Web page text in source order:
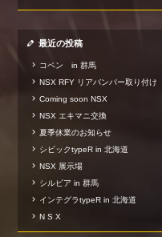
最近の投稿
コペン in 群馬
NSX RFY リアバンパー取り付け
Coming soon NSX
NSX エキマニ交換
夏季休業のお知らせ
シビックtypeR in 北海道
NSX 展示場
シルビア in 群馬
インテグラtypeR in 北海道
N S X